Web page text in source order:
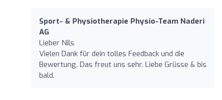
Sport- & Physiotherapie Physio-Team Naderi
AG
Lieber Nils
Vielen Dank für dein tolles Feedback und die
Bewertung. Das freut uns sehr. Liebe Grüsse & bis
bald.